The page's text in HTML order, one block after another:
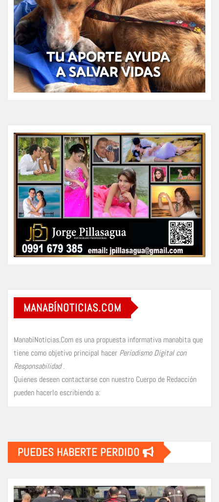
MANABÍNOTICIAS.COM
ManabíNoticias.Com es una propuesta informativa manabita que
tiene como objetivo principal hacer Periodismo Digital con
Responsabilidad.
Quienes deseen contactarse con nuestro Cuerpo de Redacción
pueden hacerlo escribiendo a:
PUEDES HABERTE PERDIDO